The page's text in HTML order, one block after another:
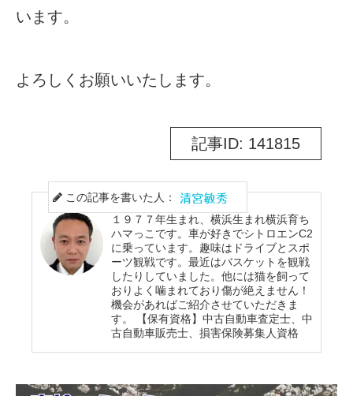
います。
よろしくお願いいたします。
記事ID: 141815
この記事を書いた人：
１９７７年生まれ、横浜生まれ横浜育ち
ハマっこです。車が好きでシトロエンC2
に乗っています。趣味はドライブとスポ
ーツ観戦です。最近はバスケットを観戦
したりしていました。他には猫を飼って
おりよく噛まれており傷が絶えません！
機会があればご紹介させていただきま
す。 【保有資格】中古自動車査定士、中
古自動車販売士、損害保険募集人資格